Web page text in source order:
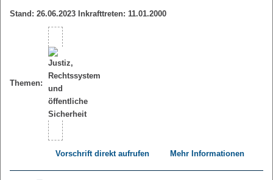
Stand: 26.06.2023 Inkrafttreten: 11.01.2000
Themen:
Vorschrift direkt aufrufen Mehr Informationen